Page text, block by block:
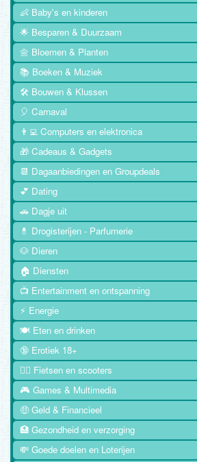
👶 Baby's en kinderen
🌟 Besparen & Duurzaam
🌼 Bloemen & Planten
📚 Boeken & Muziek
🛠️ Bouwen & Klussen
🎈 Carnaval
👨‍💻 Computers en elektronica
🎁 Cadeaus & Gadgets
📆 Dagaanbiedingen en Groupdeals
💕 Dating
🚗 Dagje uit
💊 Drogisterijen - Parfumerie
🐶 Dieren
🏠 Diensten
📺 Entertainment en ontspanning
⚡ Energie
🍽️ Eten en drinken
🔞 Erotiek 18+
🚴‍♂️ Fietsen en scooters
🎮 Games & Multimedia
🤑 Geld & Financieel
🏥 Gezondheid en verzorging
💸 Goede doelen en Loterijen